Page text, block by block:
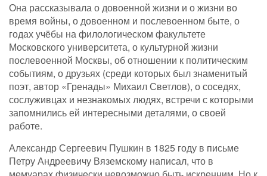
Она рассказывала о довоенной жизни и о жизни во
время войны, о довоенном и послевоенном быте, о
годах учёбы на филологическом факультете
Московского университета, о культурной жизни
послевоенной Москвы, об отношении к политическим
событиям, о друзьях (среди которых был знаменитый
поэт, автор «Гренады» Михаил Светлов), о соседях,
сослуживцах и незнакомых людях, встречи с которыми
запомнились ей интересными деталями, о своей
работе.
Александр Сергеевич Пушкин в 1825 году в письме
Петру Андреевичу Вяземскому написал, что в